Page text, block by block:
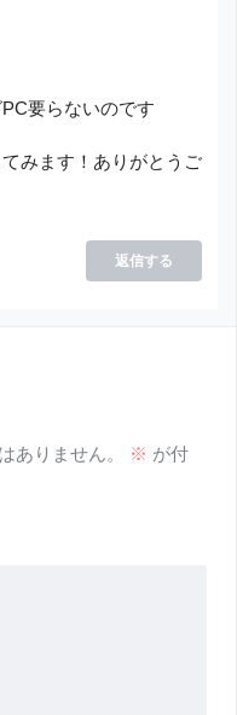
要らないのです
みます！ありがとうご
返信する
ありません。 ※ が付